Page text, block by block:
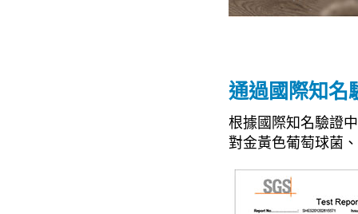
通過國際知名
根據國際知名驗證
對金黃色葡萄球菌